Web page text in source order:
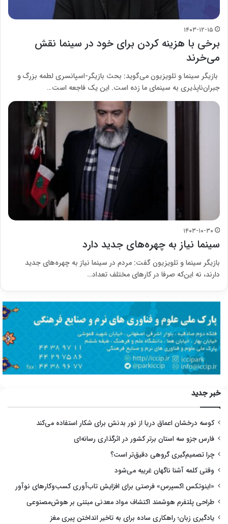
۱۴۰۳-۱۲-۱۵
برخی با هزینه کردن برای خود در سینما نقش
می‌خرند
بازیگر سینما و تلویزیون می‌‎گوید: بحث بازیگر-اسپانسری لطمه بزرگ و
جبران‌ناپذیری به سینمای ما زده است. این یک فاجعه است…
۱۴۰۳-۱۰-۳۰
سینما نیاز به چهره‌های جدید دارد
بازیگر سینما و تلویزیون گفت: مردم در سینما نیاز به چهره‌های جدید
دارند، نه این‌که صرفا در کارهای مختلف تعداد…
خبر جدید
کوسه درخشان اعماق دریا از نور بدنش برای شکار استفاده می‌کند
فارس جزو سه استان برتر کشور در اثرگذاری رسانه‌ای
چرا تصمیم‌گیری گروهی دقیق‌تر است؟
وقتی کلمه آشنا ناگهان غریبه می‌شود
«اینوتکس اکسپرس» فرصتی برای افزایش تاب‌آوری کسب‌وکارهای نوآور
طراحی پلتفرم هوشمند اکتشاف مواد معدنی مبتنی بر هوش‌مصنوعی
یادگیری زبان؛ راهکاری ساده برای به تاخیر انداختن پیری مغز